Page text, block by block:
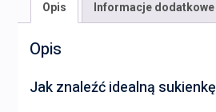
Opis Informacje dodatkowe
Opis
Jak znaleźć idealną